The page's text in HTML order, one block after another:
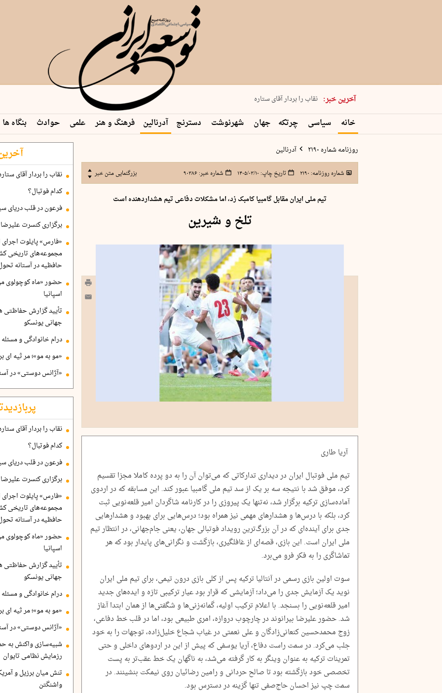
آخرین خبر:
پنجشنبه 15 مرداد 1405 شماره 2243
نقاب را بردار آقای ستاره
فرعون در قلب دریای سیاه
برگزاری کنسرت علیرضا قربانی در …
خانه سیاسی چرتکه جهان شهرنوشت دسترنج آدرنالین فرهنگ و هنر علمی حوادث بنگاه ها
روزنامه شماره ۲۱۹۰ آدرنالین
شماره روزنامه: ۲۱۹۰ تاریخ چاپ: ۱۴۰۵/۰۳/۱۰ شماره خبر:۹۰۳۸۶ بزرگنمایی متن خبر
تیم ملی ایران مقابل گامبیا کامبک زد، اما مشکلات دفاعی تیم هشداردهنده است
تلخ و شیرین
آریا طاری
تیم ملی فوتبال ایران در دیداری تدارکاتی که می‌توان آن را به دو پرده کاملا مجزا تقسیم
کرد، موفق شد با نتیجه سه بر یک از سد تیم ملی گامبیا عبور کند. این مسابقه که در اردوی
آماده‌سازی ترکیه برگزار شد، نه‌تنها یک پیروزی را در کارنامه شاگردان امیر قلعه‌نویی ثبت
کرد، بلکه با درس‌ها و هشدارهای مهمی نیز همراه بود؛ درس‌هایی برای بهبود و هشدارهایی
جدی برای آینده‌ای که در آن بزرگ‌ترین رویداد فوتبالی جهان، یعنی جام‌جهانی، در انتظار تیم
ملی ایران است. این بازی، قصه‌ای از غافلگیری، بازگشت و نگرانی‌های پایدار بود که هر
تماشاگری را به فکر فرو می‌برد.
سوت اولین بازی رسمی در آنتالیا ترکیه پس از کلی بازی درون تیمی، برای تیم ملی ایران
نوید یک آزمایش جدی را می‌داد؛ آزمایشی که قرار بود عیار ترکیبی تازه و ایده‌های جدید
امیر قلعه‌نویی را بسنجد. با اعلام ترکیب اولیه، گمانه‌زنی‌ها و شگفتی‌ها از همان ابتدا آغاز
شد. حضور علیرضا بیرانوند در چارچوب دروازه، امری طبیعی بود، اما در قلب خط دفاعی،
زوج محمدحسین کنعانی‌زادگان و علی نعمتی در غیاب شجاع خلیل‌زاده، توجهات را به خود
جلب می‌کرد. در سمت راست دفاع، آریا یوسفی که پیش از این در اردوهای داخلی و حتی
تمرینات ترکیه به عنوان وینگر به کار گرفته می‌شد، به ناگهان یک خط عقب‌تر به پست
تخصصی خود بازگشته بود تا صالح حردانی و رامین رضائیان روی نیمکت بنشینند. در
سمت چپ نیز احسان حاج‌صفی تنها گزینه در دسترس بود.
نقاب را بردار آقای
کدام فوتبال؟
فرعون در قلب دریای
برگزاری کنسرت
«فارس» پایلوت اجرای
مجموعه‌های تاریخی
حافظیه در آستانه
حضور «ماه کوچولوی
اسپانیا
تأیید گزارش حفاظتی
جهانی یونسکو
درام خانوادگی و
«مو به مو»؛ مر ثیه
«آژانس دوستی» در
نقاب را بردار آقای
کدام فوتبال؟
فرعون در قلب دریای
برگزاری کنسرت
«فارس» پایلوت اجرای
مجموعه‌های تاریخی
حافظیه در آستانه
حضور «ماه کوچولوی
اسپانیا
تأیید گزارش حفاظتی
جهانی یونسکو
درام خانوادگی و
«مو به مو»؛ مر ثیه
«آژانس دوستی» در
شبیه‌سازی واکنش به
رزمایش نظامی تایوان
تنش میان برزیل و
واشنگتن